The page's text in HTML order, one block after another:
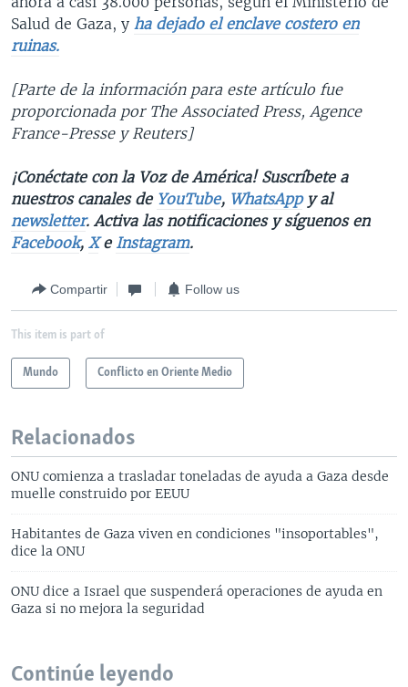
Salud de Gaza, y ha dejado el enclave costero en
ruinas.
[Parte de la información para este artículo fue
proporcionada por The Associated Press, Agence
France-Presse y Reuters]
¡Conéctate con la Voz de América! Suscríbete a
nuestros canales de YouTube, WhatsAppy al
newsletter. Activa las notificaciones y síguenos en
Facebook, Xe Instagram.
Compartir Follow us
This item is part of
Mundo Conflicto en Oriente Medio
Relacionados
ONU comienza a trasladar toneladas de ayuda a Gaza desde
muelle construido por EEUU
Habitantes de Gaza viven en condiciones "insoportables",
dice la ONU
ONU dice a Israel que suspenderá operaciones de ayuda en
Gaza si no mejora la seguridad
Continúe leyendo